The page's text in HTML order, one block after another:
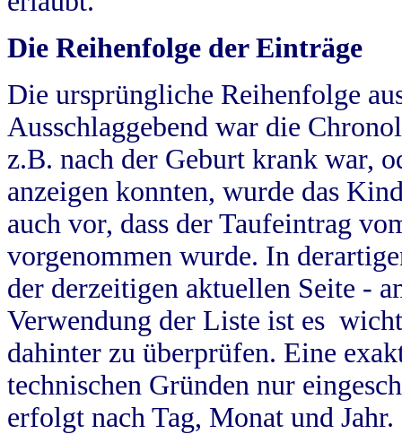
Die Reihenfolge der Einträge
Die ursprüngliche Reihenfolge
Ausschlaggebend war die
z.B. nach der Geburt krank war,
anzeigen konnten, wurde das
auch vor, dass der Taufeintrag
vorgenommen wurde. In
der derzeitigen aktuellen Seite -
Verwendung der Liste ist es
dahinter zu überprüfen. Eine
technischen Gründen nur
erfolgt nach Tag, Monat und Jahr.